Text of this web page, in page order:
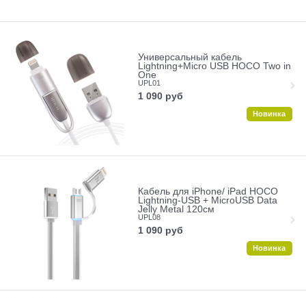
Универсальный кабель
Lightning+Micro USB HOCO Two in
One
UPL01
1 090 руб
Новинка
Кабель для iPhone/ iPad HOCO
Lightning-USB + MicroUSB Data
Jelly Metal 120cм
UPL08
1 090 руб
Новинка